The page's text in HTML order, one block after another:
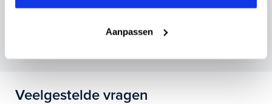
Aanpassen
maandag tot en met vrijdag binnen enkele uren
Veelgestelde vragen